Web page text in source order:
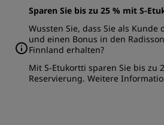
Sparen Sie bis zu 25 % mit S-
Wussten Sie, dass Sie als Kunde
und einen Bonus in den
Finnland erhalten?
Mit S-Etukortti sparen Sie bis zu
Reservierung. Weitere